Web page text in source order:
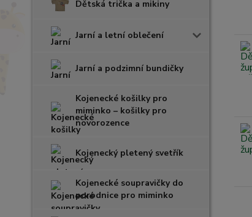
Dětská trička a mikiny
Jarní a letní oblečení
Jarní a podzimní bundičky
Kojenecké košilky pro
miminko – košilky pro
novorozence
Kojenecký pletený svetřík
Kojenecké soupravičky do
porodnice pro miminko